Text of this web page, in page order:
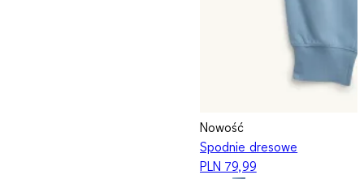
Nowość
Spodnie dresowe
PLN 79,99